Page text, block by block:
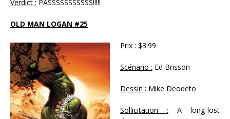
Verdict : PASSSSSSSSSSS!!!!!
OLD MAN LOGAN #25
Prix : $3.99
Scénario : Ed Brisson
Dessin : Mike Deodeto
Sollicitation : A long-lost